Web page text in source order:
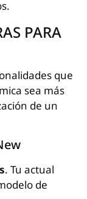
PARA
que
sea más
de un
. Tu actual
de